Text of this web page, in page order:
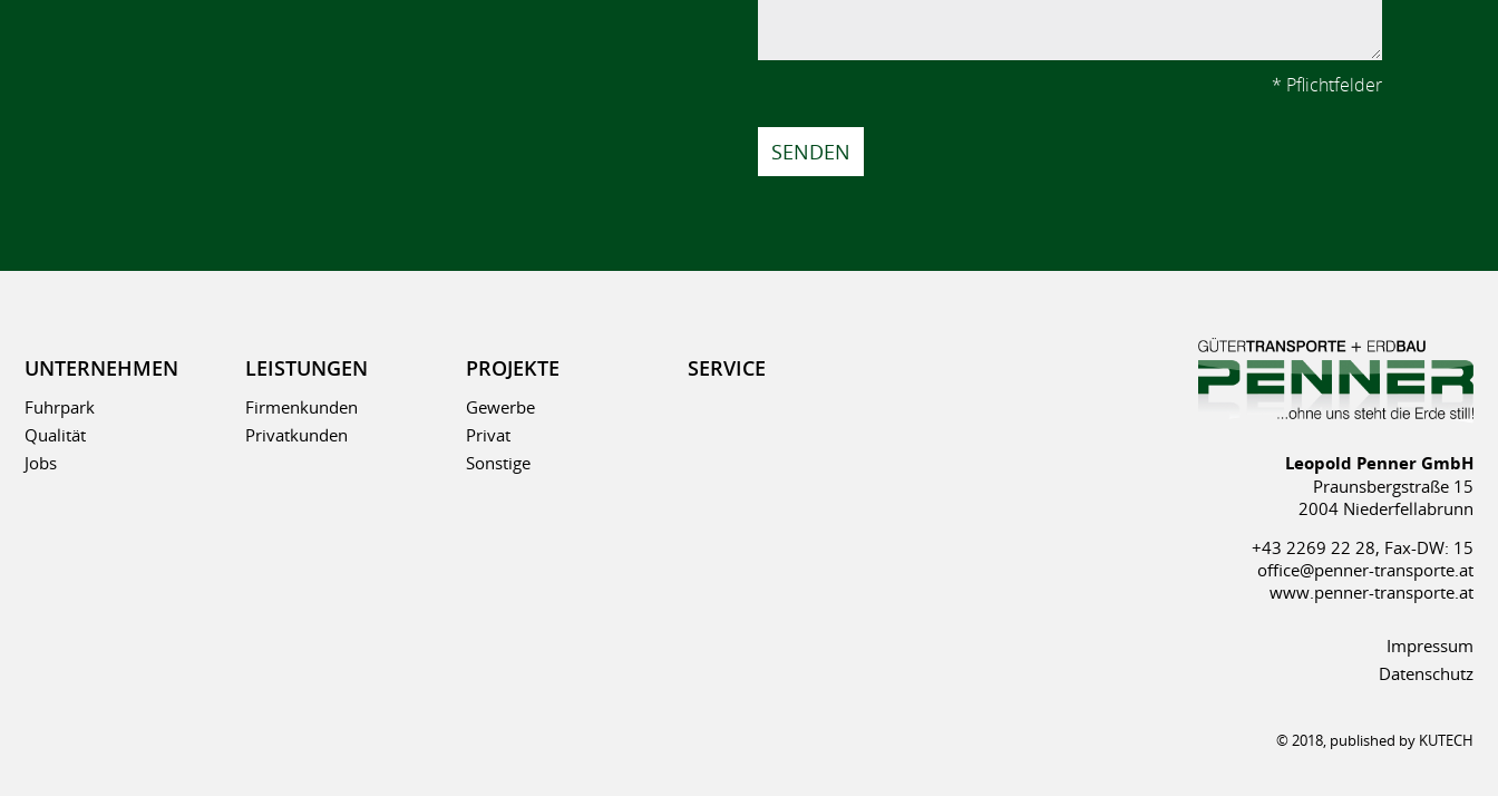
* Pflichtfelder
SENDEN
UNTERNEHMEN
Fuhrpark
Qualität
Jobs
LEISTUNGEN
Firmenkunden
Privatkunden
PROJEKTE
Gewerbe
Privat
Sonstige
SERVICE
Leopold Penner GmbH
Praunsbergstraße 15
2004 Niederfellabrunn
+43 2269 22 28, Fax-DW: 15
office@penner-transporte.at
www.penner-transporte.at
Impressum
Datenschutz
© 2018, published by KUTECH